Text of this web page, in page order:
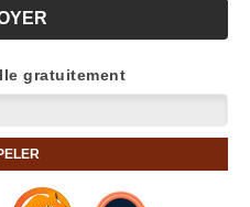
gratuitement